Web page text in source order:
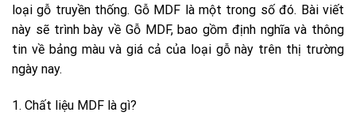
loại gỗ truyền thống. Gỗ MDF là một trong số đó. Bài viết
này sẽ trình bày về Gỗ MDF, bao gồm định nghĩa và thông
tin về bảng màu và giá cả của loại gỗ này trên thị trường
ngày nay.
1. Chất liệu MDF là gì?